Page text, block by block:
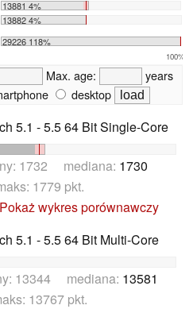
13881 4%
13882 4%
29226 118%
100%
Max. age:
years
desktop
5.1 - 5.5 64 Bit Single-Core
1732 mediana: 1730
1779 pkt.
Pokaż wykres porównawczy
5.1 - 5.5 64 Bit Multi-Core
13344 mediana: 13581
13767 pkt.